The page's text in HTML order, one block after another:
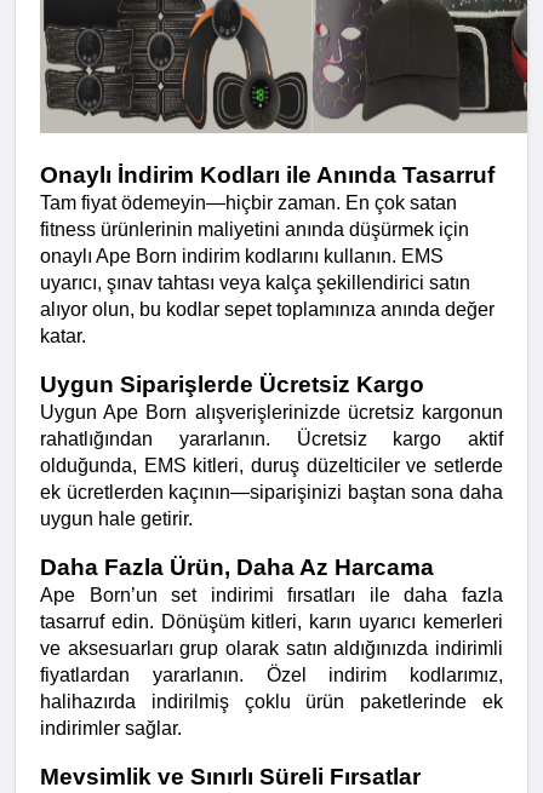
Onaylı İndirim Kodları ile Anında Tasarruf
Tam fiyat ödemeyin—hiçbir zaman. En çok satan
fitness ürünlerinin maliyetini anında düşürmek için
onaylı Ape Born indirim kodlarını kullanın. EMS
uyarıcı, şınav tahtası veya kalça şekillendirici satın
alıyor olun, bu kodlar sepet toplamınıza anında değer
katar.
Uygun Siparişlerde Ücretsiz Kargo
Uygun Ape Born alışverişlerinizde ücretsiz kargonun
rahatlığından yararlanın. Ücretsiz kargo aktif
olduğunda, EMS kitleri, duruş düzelticiler ve setlerde
ek ücretlerden kaçının—siparişinizi baştan sona daha
uygun hale getirir.
Daha Fazla Ürün, Daha Az Harcama
Ape Born’un set indirimi fırsatları ile daha fazla
tasarruf edin. Dönüşüm kitleri, karın uyarıcı kemerleri
ve aksesuarları grup olarak satın aldığınızda indirimli
fiyatlardan yararlanın. Özel indirim kodlarımız,
halihazırda indirilmiş çoklu ürün paketlerinde ek
indirimler sağlar.
Mevsimlik ve Sınırlı Süreli Fırsatlar